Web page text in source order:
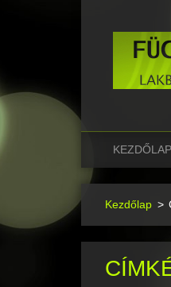
KEZDŐLAP
Kezdőlap >